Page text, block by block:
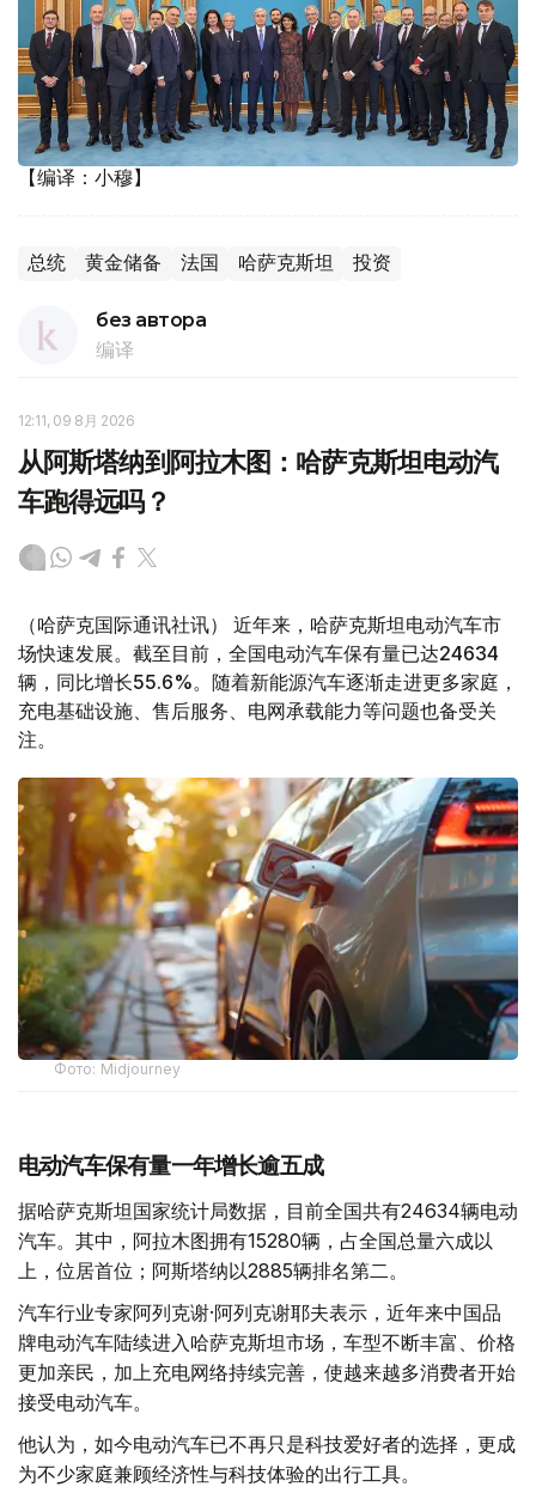
【编译：小穆】
总统 黄金储备 法国 哈萨克斯坦 投资
без автора
编译
12:11, 09 8月 2026
从阿斯塔纳到阿拉木图：哈萨克斯坦电动汽
车跑得远吗？
（哈萨克国际通讯社讯） 近年来，哈萨克斯坦电动汽车市
场快速发展。截至目前，全国电动汽车保有量已达24634
辆，同比增长55.6%。随着新能源汽车逐渐走进更多家庭，
充电基础设施、售后服务、电网承载能力等问题也备受关
注。
Фото: Midjourney
电动汽车保有量一年增长逾五成
据哈萨克斯坦国家统计局数据，目前全国共有24634辆电动
汽车。其中，阿拉木图拥有15280辆，占全国总量六成以
上，位居首位；阿斯塔纳以2885辆排名第二。
汽车行业专家阿列克谢·阿列克谢耶夫表示，近年来中国品
牌电动汽车陆续进入哈萨克斯坦市场，车型不断丰富、价格
更加亲民，加上充电网络持续完善，使越来越多消费者开始
接受电动汽车。
他认为，如今电动汽车已不再只是科技爱好者的选择，更成
为不少家庭兼顾经济性与科技体验的出行工具。